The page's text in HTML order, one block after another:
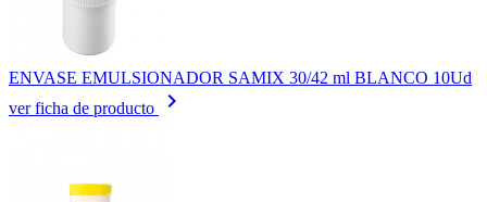
ENVASE EMULSIONADOR SAMIX 30/42 ml BLANCO 10Ud
ver ficha de producto
keyboard_arrow_right